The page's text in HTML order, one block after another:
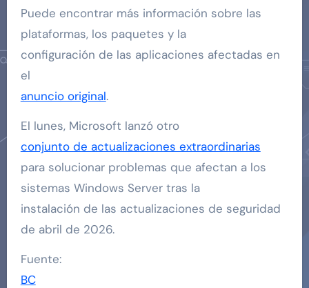
Puede encontrar más información sobre las
plataformas, los paquetes y la
configuración de las aplicaciones afectadas en
el
anuncio original.
El lunes, Microsoft lanzó otro
conjunto de actualizaciones extraordinarias
para solucionar problemas que afectan a los
sistemas Windows Server tras la
instalación de las actualizaciones de seguridad
de abril de 2026.
Fuente:
BC